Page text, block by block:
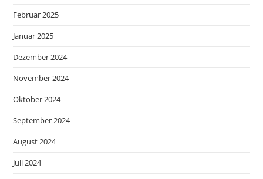
Februar 2025
Januar 2025
Dezember 2024
November 2024
Oktober 2024
September 2024
August 2024
Juli 2024